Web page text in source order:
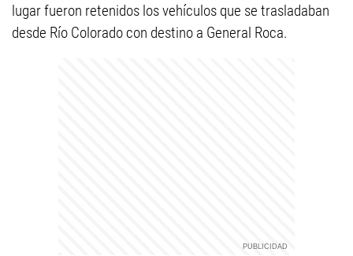
lugar fueron retenidos los vehículos que se trasladaban
desde Río Colorado con destino a General Roca.